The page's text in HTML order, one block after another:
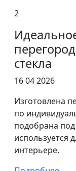
2
стекла
16 04 2026
Изготовлена
по
подобрана
используется
интерьере.